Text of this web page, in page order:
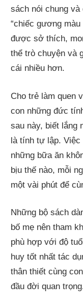
sách nói chung và
“chiếc gương màu
được sở thích,
thể trò chuyện và
cái nhiều hơn.
Cho trẻ làm quen
con những đức
sau này, biết lắng
là tính tự lập.
những bữa ăn
bịu thế nào, mỗi
một vài phút để
Những bộ sách
bố mẹ nên tham
phù hợp với độ
huy tốt nhất tác
thân thiết cùng
đầu đời quan